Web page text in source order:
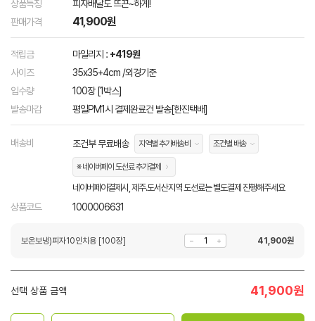
상품특징
피자배달도 뜨끈~하게!
판매가격
41,900원
적립금 마일리지 : +419원
사이즈
35x35+4cm /외경기준
입수량
100장 [1박스]
발송마감
평일PM1시 결제완료건 발송[한진택배]
배송비 조건부 무료배송 지역별 추가배송비 조건별 배송
※ 네이버페이 도선료 추가결제
네이버페이결제시, 제주.도서산지역 도선료는 별도결제 진행해주세요
상품코드 1000006631
보온보냉)피자10인치용 [100장] 41,900원
선택 상품 금액 41,900원